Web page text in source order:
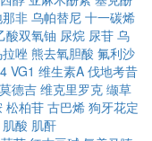
非 乌帕替尼 十一碳烯
酸双氧铀 尿烷 尿苷 乌
唑 熊去氧胆酸 氟利沙
VG1 维生素A 伐地考昔
德吉 维克里罗克 缬草
松柏苷 古巴烯 狗牙花定
肌酸 肌酐